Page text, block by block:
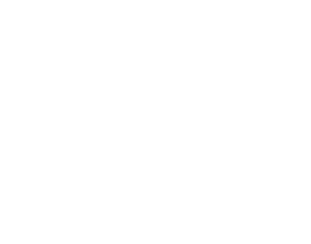
Procurorul
Dorin Chirtoacă,
Dumitru Robu.
plângere și se